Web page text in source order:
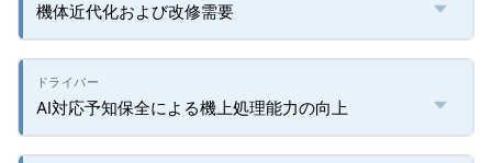
機体近代化および改修需要
AI対応予知保全による機上処理能力の向上